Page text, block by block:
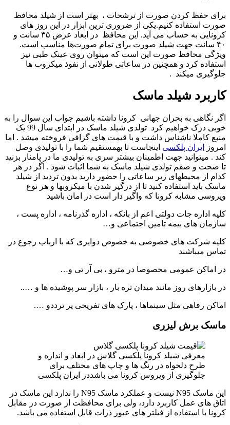
برای حفظ کردن صورت از ترشحات ، بهتر است از شیلد محافظ
صورت استفاده کنیم.یکی از ضروری ترین ابزار در این روز های
کرونایی به حساب می آید. این محافظ در ابعاد عرض ۳۵ سانت و
۴۰ سانت جهت شیلد صورت برای تمام صورت‌ها مناسب است.
ویژگی محافظ صورت این است که میتوان روی عینک طبی نیز
استفاده کرد و همچنین در ساعاتی طولانی از نفوذ میکروب ها
جلوگیری میکند .
کاربرد شیلد ماسک
اگر نگاهی به بحران جهانی کرونا داشته باشیم جواب این سوال را به
خوبی درک خواهیم کرد تولدی شیلد ماسک در ابتدای سال 99 یک
منبع کاملا ناشناس داشت و با قیمت های گزافی فروخته میشد . اما
امروز
ایران پلکسی اینجاست تا بهمستقیم شما را با تولیدی وصل
کند . میتوانید جهت اطمینان بیشتر سری به تولیدی ما در پامنار بزنید
تا صحت و صقم تولدی شیلد ماسک به شما اثبات شود . اگر در هر
کدام از محیطهای زیر ساعاتی را حضور دارید بدون تردید از شیلد
ماسک باید استفاده کنید تا از درگیر شدن با میکروبها و هر نوع
ویروسی مشابه کرونا که واگیر دار است در امان باشید
کلیه اداره جات دولتی اعم از بانکه ، اداره گذرنامه ، اداره پست ،
سازمان های بیمه تامین اجتماعی و…
کلیه شرکت های خصوصی به خصوص دوایری که با ارباب رجوع در
تماس میباشند
در اماکن عمومی مخصوصا در مترو ، بی آر تی و…
در بازارهای روز مانند میدان تره بار ، بازار سر پوشیده ها و …..
اماکن رفاهی مثل سینماها ، پارک های تفریحی پر ترددو ….
ماسک برش لیزری
معرفی شیلد کرونا پلکسی گلاس در ابعاد و اندازه و
طرح دلخواه در رنگ ها و چاپ های مختلف برای
جلوگیری از ویروس کرونا می باشددر ایران پلکسی
این ماسک N95 نیست و عملکرد ماسک N95 را ندارد این ماسک در
اتاق های عمل کاربرد دارد، ولی برای محافظت از صورت در مقابل
کرونا با استفاده از فیلتر های عبور ذرات قابل استفاده می باشد.